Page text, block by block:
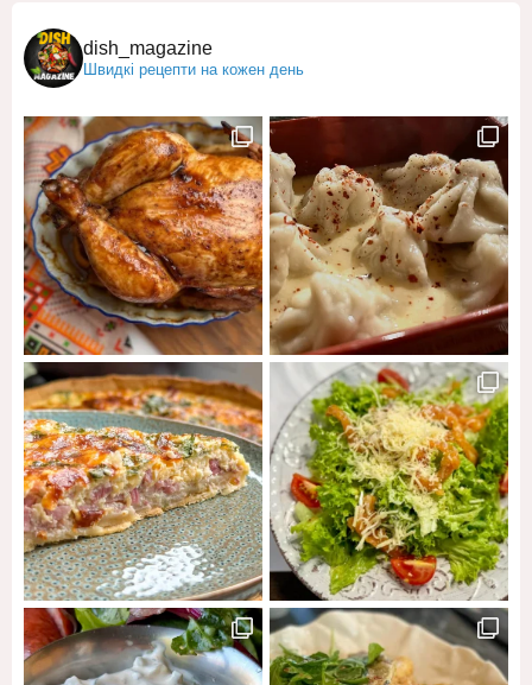
dish_magazine
Швидкі рецепти на кожен день